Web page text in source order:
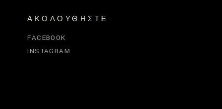
ΑΚΟΛΟΥΘΉΣΤΕ
FACEBOOK
INSTAGRAM